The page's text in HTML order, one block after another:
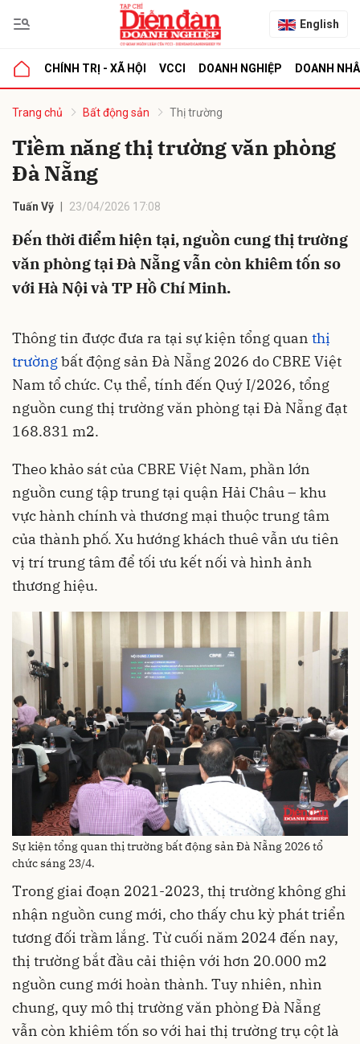
English
CHÍNH TRỊ - XÃ HỘI VCCI DOANH NGHIỆP DOANH
Trang chủ Bất động sản Thị trường
Tiềm năng thị trường văn phòng
Đà Nẵng
Tuấn Vỹ 23/04/2026 17:08
Đến thời điểm hiện tại, nguồn cung thị trường
văn phòng tại Đà Nẵng vẫn còn khiêm tốn so
với Hà Nội và TP Hồ Chí Minh.
Thông tin được đưa ra tại sự kiện tổng quan thị
trườngbất động sản Đà Nẵng 2026 do CBRE Việt
Nam tổ chức. Cụ thể, tính đến Quý I/2026, tổng
nguồn cung thị trường văn phòng tại Đà Nẵng đạt
168.831 m2.
Theo khảo sát của CBRE Việt Nam, phần lớn
nguồn cung tập trung tại quận Hải Châu – khu
vực hành chính và thương mại thuộc trung tâm
của thành phố. Xu hướng khách thuê vẫn ưu tiên
vị trí trung tâm để tối ưu kết nối và hình ảnh
thương hiệu.
Sự kiện tổng quan thị trường bất động sản Đà Nẵng 2026 tổ
chức sáng 23/4.
Trong giai đoạn 2021-2023, thị trường không ghi
nhận nguồn cung mới, cho thấy chu kỳ phát triển
tương đối trầm lắng. Từ cuối năm 2024 đến nay,
thị trường bắt đầu cải thiện với hơn 20.000 m2
nguồn cung mới hoàn thành. Tuy nhiên, nhìn
chung, quy mô thị trường văn phòng Đà Nẵng
vẫn còn khiêm tốn so với hai thị trường trụ cột là
luận
Hủy